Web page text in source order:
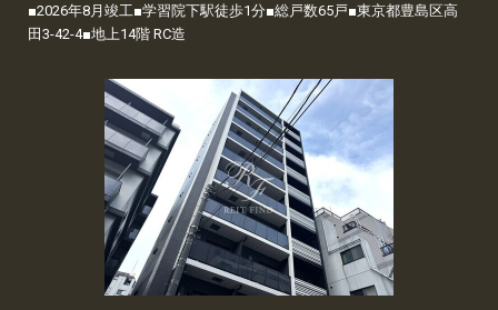
■2026年8月竣工■学習院下駅徒歩1分■総戸数65戸■東京都豊島区高
田3-42-4■地上14階 RC造